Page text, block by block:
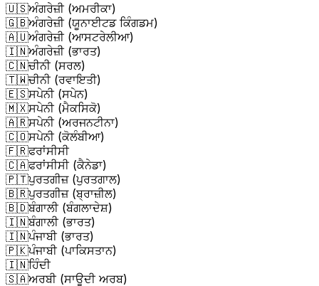
🇺🇸ਅੰਗਰੇਜ਼ੀ (ਅਮਰੀਕਾ)
🇬🇧ਅੰਗਰੇਜ਼ੀ (ਯੂਨਾਈਟਡ ਕਿੰਗਡਮ)
🇦🇺ਅੰਗਰੇਜ਼ੀ (ਆਸਟਰੇਲੀਆ)
🇮🇳ਅੰਗਰੇਜ਼ੀ (ਭਾਰਤ)
🇨🇳ਚੀਨੀ (ਸਰਲ)
🇹🇼ਚੀਨੀ (ਰਵਾਇਤੀ)
🇪🇸ਸਪੇਨੀ (ਸਪੇਨ)
🇲🇽ਸਪੇਨੀ (ਮੈਕਸਿਕੋ)
🇦🇷ਸਪੇਨੀ (ਅਰਜਨਟੀਨਾ)
🇨🇴ਸਪੇਨੀ (ਕੋਲੰਬੀਆ)
🇫🇷ਫਰਾਂਸੀਸੀ
🇨🇦ਫਰਾਂਸੀਸੀ (ਕੈਨੇਡਾ)
🇵🇹ਪੁਰਤਗੀਜ਼ (ਪੁਰਤਗਾਲ)
🇧🇷ਪੁਰਤਗੀਜ਼ (ਬ੍ਰਾਜ਼ੀਲ)
🇧🇩ਬੰਗਾਲੀ (ਬੰਗਲਾਦੇਸ਼)
🇮🇳ਬੰਗਾਲੀ (ਭਾਰਤ)
🇮🇳ਪੰਜਾਬੀ (ਭਾਰਤ)
🇵🇰ਪੰਜਾਬੀ (ਪਾਕਿਸਤਾਨ)
🇮🇳ਹਿੰਦੀ
🇸🇦ਅਰਬੀ (ਸਾਊਦੀ ਅਰਬ)